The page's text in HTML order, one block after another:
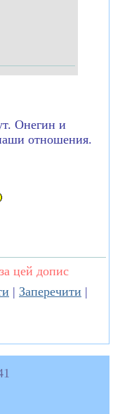
Онегин и
отношения.
цей допис
| Заперечити |